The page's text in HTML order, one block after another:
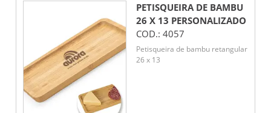
PETISQUEIRA DE BAMBU
26 X 13 PERSONALIZADO
COD.: 4057
Petisqueira de bambu retangular
26 x 13